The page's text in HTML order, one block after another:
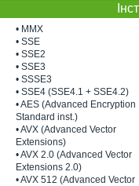
• MMX
• SSE
• SSE2
• SSE3
• SSSE3
• SSE4 (SSE4.1 + SSE4.2)
• AES (Advanced Encryption
Standard inst.)
• AVX (Advanced Vector
Extensions)
• AVX 2.0 (Advanced Vector
Extensions 2.0)
• AVX 512 (Advanced Vector